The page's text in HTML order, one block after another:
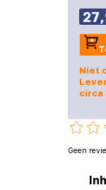
Niet
circa
Geen